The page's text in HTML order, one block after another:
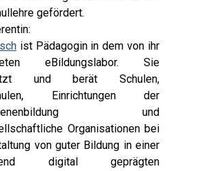
gefördert.
ist Pädagogin in dem von ihr
eBildungslabor. Sie
und berät Schulen,
Einrichtungen der
und
Organisationen bei
von guter Bildung in einer
digital geprägten